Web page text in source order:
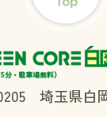
埼玉県白